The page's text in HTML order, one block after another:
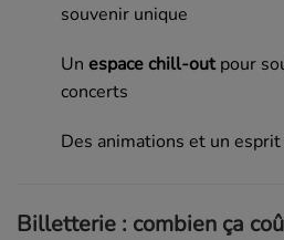
souvenir unique
Un espace chill-out pour
concerts
Des animations et un
Billetterie : combien ça